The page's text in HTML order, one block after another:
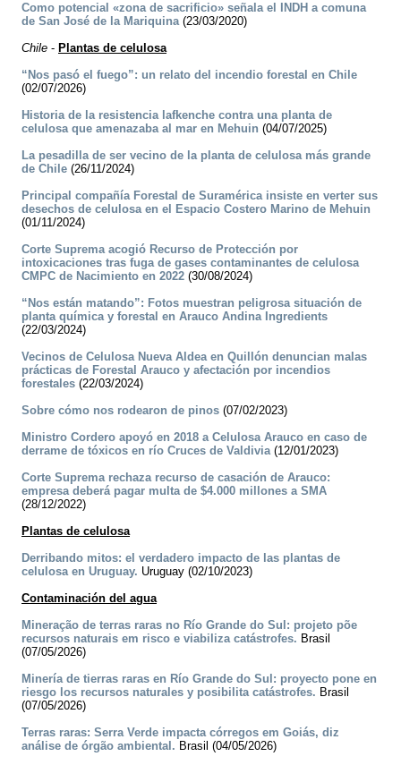
Como potencial «zona de sacrificio» señala el INDH a comuna
de San José de la Mariquina(23/03/2020)
Chile - Plantas de celulosa
“Nos pasó el fuego”: un relato del incendio forestal en Chile
(02/07/2026)
Historia de la resistencia lafkenche contra una planta de
celulosa que amenazaba al mar en Mehuin (04/07/2025)
La pesadilla de ser vecino de la planta de celulosa más grande
de Chile (26/11/2024)
Principal compañía Forestal de Suramérica insiste en verter sus
desechos de celulosa en el Espacio Costero Marino de Mehuin
(01/11/2024)
Corte Suprema acogió Recurso de Protección por
intoxicaciones tras fuga de gases contaminantes de celulosa
CMPC de Nacimiento en 2022 (30/08/2024)
“Nos están matando”: Fotos muestran peligrosa situación de
planta química y forestal en Arauco Andina Ingredients
(22/03/2024)
Vecinos de Celulosa Nueva Aldea en Quillón denuncian malas
prácticas de Forestal Arauco y afectación por incendios
forestales (22/03/2024)
Sobre cómo nos rodearon de pinos (07/02/2023)
Ministro Cordero apoyó en 2018 a Celulosa Arauco en caso de
derrame de tóxicos en río Cruces de Valdivia(12/01/2023)
Corte Suprema rechaza recurso de casación de Arauco:
empresa deberá pagar multa de $4.000 millones a SMA
(28/12/2022)
Plantas de celulosa
Derribando mitos: el verdadero impacto de las plantas de
celulosa en Uruguay. Uruguay (02/10/2023)
Contaminación del agua
Mineração de terras raras no Río Grande do Sul: projeto põe
recursos naturais em risco e viabiliza catástrofes. Brasil
(07/05/2026)
Minería de tierras raras en Río Grande do Sul: proyecto pone en
riesgo los recursos naturales y posibilita catástrofes. Brasil
(07/05/2026)
Terras raras: Serra Verde impacta córregos em Goiás, diz
análise de órgão ambiental. Brasil (04/05/2026)